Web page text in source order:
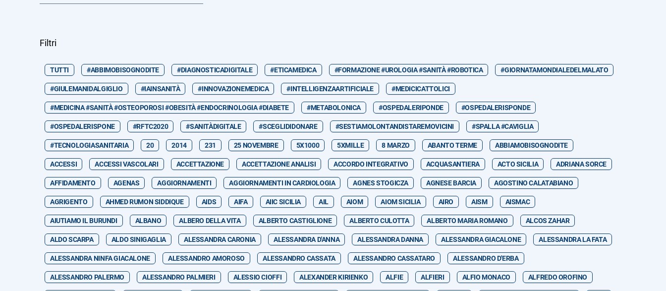
Filtri
TUTTI #ABBIMOBISOGNODITE #DIAGNOSTICADIGITALE #ETICAMEDICA #FORMAZIONE #UROLOGIA #SANITÀ #ROBOTICA #GIORNATAMONDIALEDELMALATO
#GIULEMANIDALGIGLIO #IAINSANITÀ #INNOVAZIONEMEDICA #INTELLIGENZAARTIFICIALE #MEDICICATTOLICI
#MEDICINA #SANITÀ #OSTEOPOROSI #OBESITÀ #ENDOCRINOLOGIA #DIABETE #METABOLONICA #OSPEDALERIPONDE #OSPEDALERISPONDE
#OSPEDALERISPONE #RFTC2020 #SANITÀDIGITALE #SCEGLIDIDONARE #SESTIAMOLONTANDISTAREMOVICINI #SPALLA #CAVIGLIA
#TECNOLOGIASANITARIA 20 2014 231 25 NOVEMBRE 5X1000 5XMILLE 8 MARZO ABANTO TERME ABBIAMOBISOGNODITE
ACCESSI ACCESSI VASCOLARI ACCETTAZIONE ACCETTAZIONE ANALISI ACCORDO INTEGRATIVO ACQUASANTIERA ACTO SICILIA ADRIANA SORCE
AFFIDAMENTO AGENAS AGGIORNAMENTI AGGIORNAMENTI IN CARDIOLOGIA AGNES STOGICZA AGNESE BARCIA AGOSTINO CALATABIANO
AGRIGENTO AHMED RUMON SIDDIQUE AIDS AIFA AIIC SICILIA AIL AIOM AIOM SICILIA AIRO AISM AISMAC
AIUTIAMO IL BURUNDI ALBANO ALBERO DELLA VITA ALBERTO CASTIGLIONE ALBERTO CULOTTA ALBERTO MARIA ROMANO ALCOS ZAHAR
ALDO SCARPA ALDO SINIGAGLIA ALESSANDRA CARONIA ALESSANDRA D'ANNA ALESSANDRA DANNA ALESSANDRA GIACALONE ALESSANDRA LA FATA
ALESSANDRA NINFA GIACALONE ALESSANDRO AMOROSO ALESSANDRO CASSATA ALESSANDRO CASSATARO ALESSANDRO D'ERBA
ALESSANDRO PALERMO ALESSANDRO PALMIERI ALESSIO CIOFFI ALEXANDER KIRIENKO ALFIE ALFIERI ALFIO MONACO ALFREDO OROFINO